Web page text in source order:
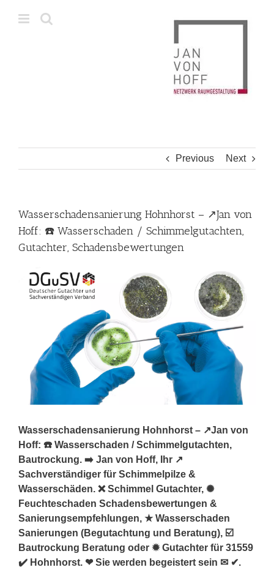
Previous Next
Wasserschadensanierung Hohnhorst – ↗️Jan von
Hoff: ☎️ Wasserschaden / Schimmelgutachten,
Gutachter, Schadensbewertungen
Wasserschadensanierung Hohnhorst – ↗️Jan von
Hoff: ☎️ Wasserschaden / Schimmelgutachten,
Bautrockung. ➡️ Jan von Hoff, Ihr ↗️
Sachverständiger für Schimmelpilze &
Wasserschäden. ❌ Schimmel Gutachter, ✺
Feuchteschaden Schadensbewertungen &
Sanierungsempfehlungen, ★ Wasserschaden
Sanierungen (Begutachtung und Beratung), ☑️
Bautrockung Beratung oder ✹ Gutachter für 31559
✔️ Hohnhorst. ❤ Sie werden begeistert sein ✉ ✔.